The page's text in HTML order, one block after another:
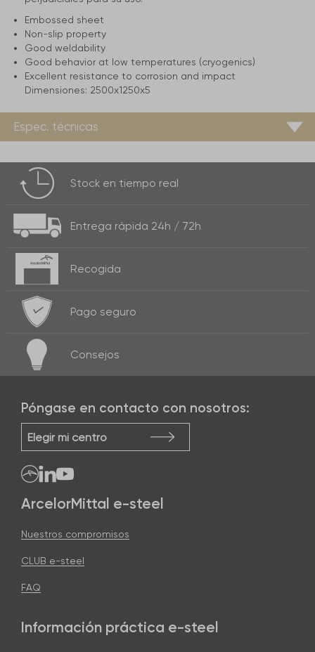
Embossed sheet
Non-slip property
Good weldability
Good behavior at low temperatures (cryogenics)
Excellent resistance to corrosion and impact
Dimensiones: 2500x1250x5
Espec. técnicas
Stock en tiempo real
Entrega rápida 24h / 72h
Recogida
Pago seguro
Consejos
ArcelorMittal e-steel
Nuestros compromisos
CLUB e-steel
FAQ
Información práctica e-steel
Póngase en contacto con nosotros:
Elegir mi centro